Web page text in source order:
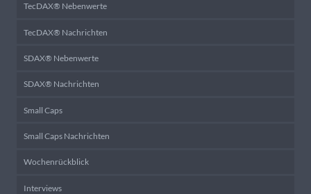
TecDAX® Nebenwerte
TecDAX® Nachrichten
SDAX® Nebenwerte
SDAX® Nachrichten
Small Caps
Small Caps Nachrichten
Wochenrückblick
Interviews